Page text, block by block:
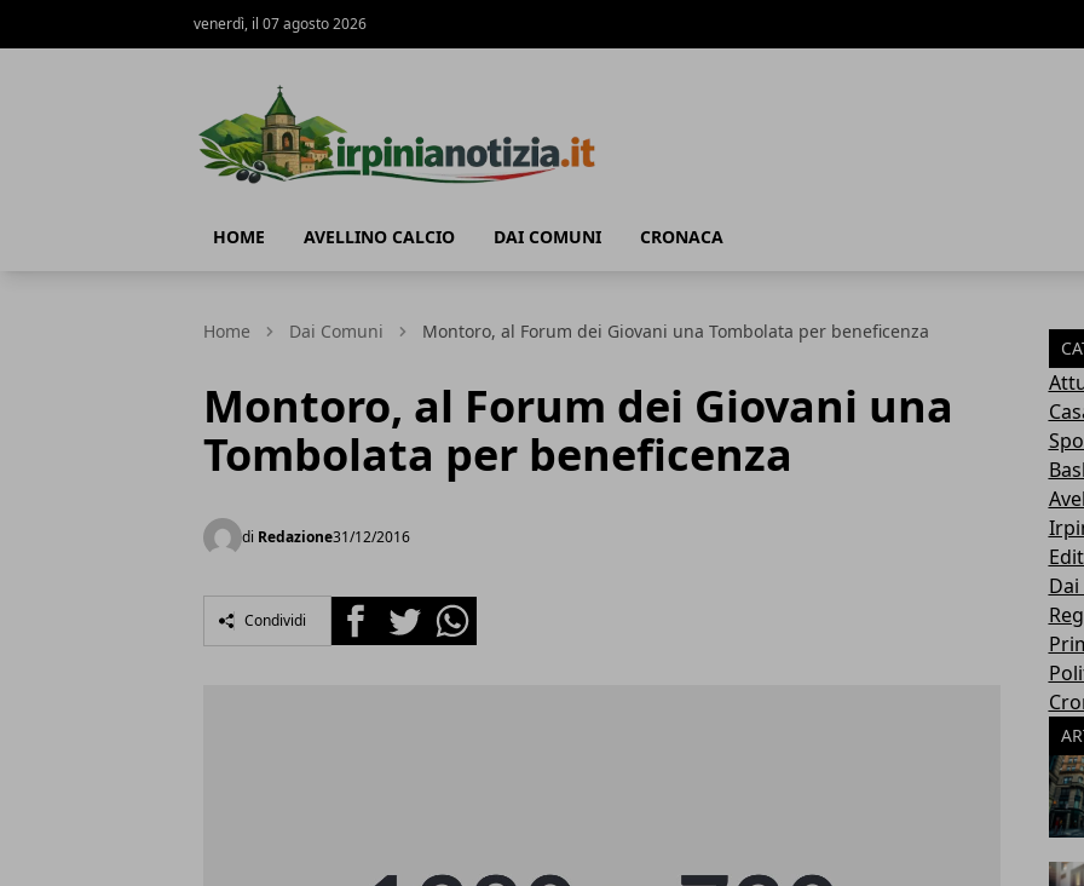
venerdì, il 07 agosto 2026
HOME AVELLINO CALCIO DAI COMUNI CRONACA
Home Dai Comuni Montoro, al Forum dei Giovani una Tombolata per beneficenza
Montoro, al Forum dei Giovani una
Tombolata per beneficenza
di Redazione31/12/2016
Condividi FacebookTwitterWhatsapp